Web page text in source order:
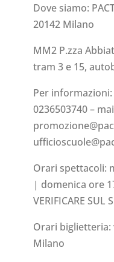
Dove siamo:
20142 Milano
MM2 P.zza
tram 3 e 15,
Per
0236503740 –
Orari spettacoli:
| domenica ore
VERIFICARE SUL
Orari biglietteria:
Milano